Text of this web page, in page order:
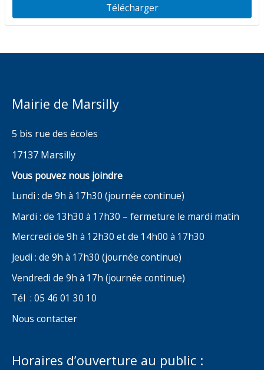
Télécharger
Mairie de Marsilly
5 bis rue des écoles
17137 Marsilly
Vous pouvez nous joindre
Lundi : de 9h à 17h30 (journée continue)
Mardi : de 13h30 à 17h30 – fermeture le mardi matin
Mercredi de 9h à 12h30 et de 14h00 à 17h30
Jeudi : de 9h à 17h30 (journée continue)
Vendredi de 9h à 17h (journée continue)
Tél : 05 46 01 30 10
Nous contacter
Horaires d’ouverture au public :